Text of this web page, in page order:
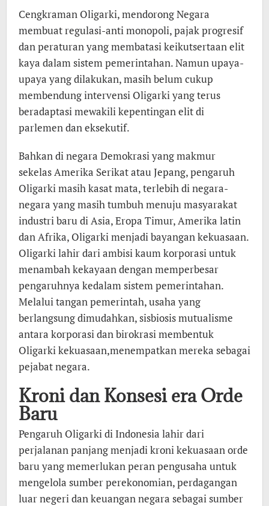
Cengkraman Oligarki, mendorong Negara
membuat regulasi-anti monopoli, pajak progresif
dan peraturan yang membatasi keikutsertaan elit
kaya dalam sistem pemerintahan. Namun upaya-
upaya yang dilakukan, masih belum cukup
membendung intervensi Oligarki yang terus
beradaptasi mewakili kepentingan elit di
parlemen dan eksekutif.
Bahkan di negara Demokrasi yang makmur
sekelas Amerika Serikat atau Jepang, pengaruh
Oligarki masih kasat mata, terlebih di negara-
negara yang masih tumbuh menuju masyarakat
industri baru di Asia, Eropa Timur, Amerika latin
dan Afrika, Oligarki menjadi bayangan kekuasaan.
Oligarki lahir dari ambisi kaum korporasi untuk
menambah kekayaan dengan memperbesar
pengaruhnya kedalam sistem pemerintahan.
Melalui tangan pemerintah, usaha yang
berlangsung dimudahkan, sisbiosis mutualisme
antara korporasi dan birokrasi membentuk
Oligarki kekuasaan,menempatkan mereka sebagai
pejabat negara.
Kroni dan Konsesi era Orde
Baru
Pengaruh Oligarki di Indonesia lahir dari
perjalanan panjang menjadi kroni kekuasaan orde
baru yang memerlukan peran pengusaha untuk
mengelola sumber perekonomian, perdagangan
luar negeri dan keuangan negara sebagai sumber